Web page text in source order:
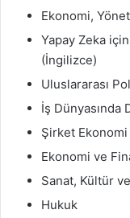
Ekonomi,
Yapay Zeka
(İngilizce)
Uluslararası
İş Dünyasında
Şirket
Ekonomi ve
Sanat, Kültür
Hukuk